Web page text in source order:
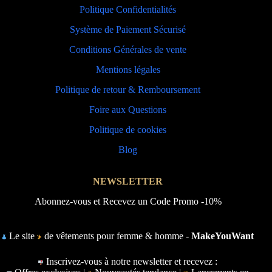
Politique Confidentialités
Système de Paiement Sécurisé
Conditions Générales de vente
Mentions légales
Politique de retour & Remboursement
Foire aux Questions
Politique de cookies
Blog
NEWSLETTER
Abonnez-vous et Recevez un Code Promo -10%
Le site de vêtements pour femme & homme -MakeYouWant
Inscrivez-vous à notre newsletter et recevez :